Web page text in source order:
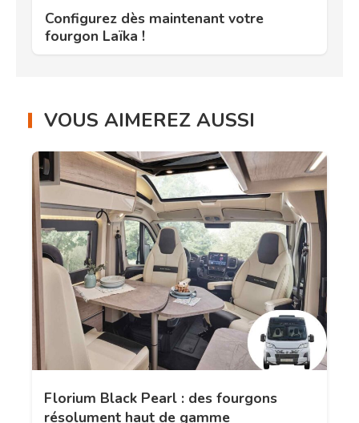
Configurez dès maintenant votre
fourgon Laïka !
VOUS AIMEREZ AUSSI
Florium Black Pearl : des fourgons
résolument haut de gamme